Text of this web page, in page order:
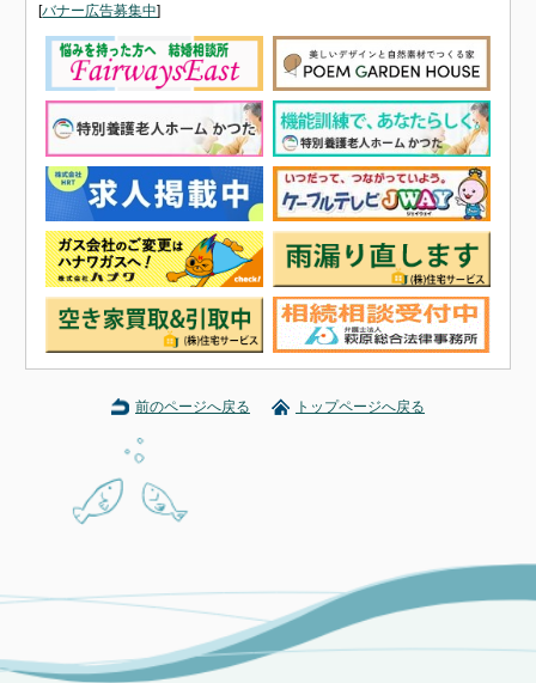
[バナー広告募集中]
前のページへ戻る トップページへ戻る